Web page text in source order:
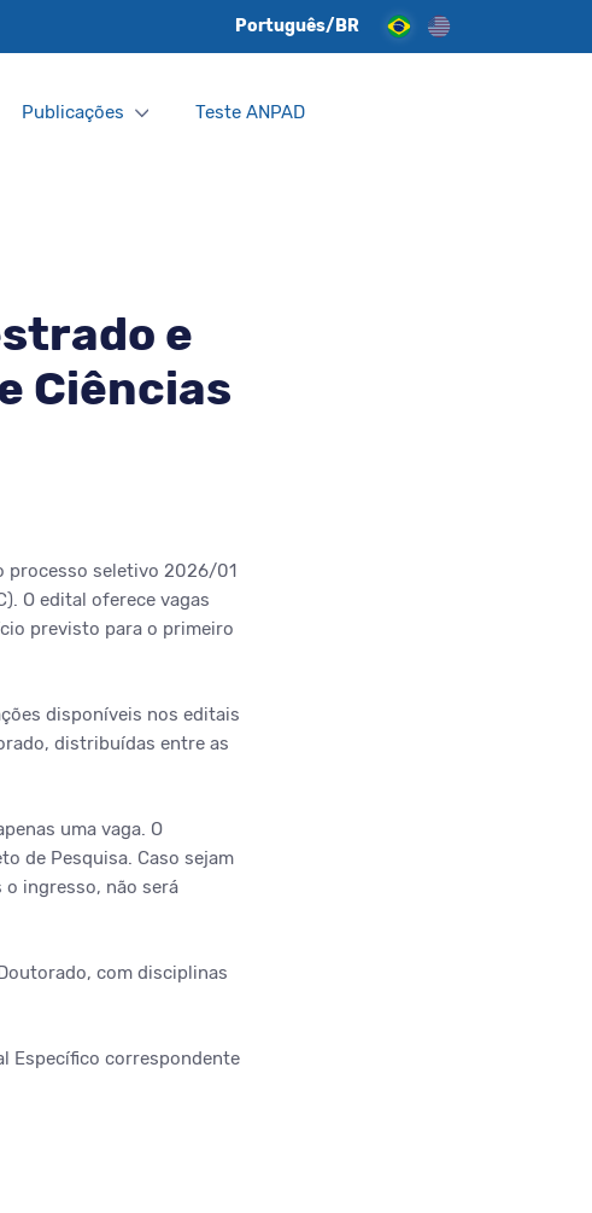
Português/BR
Publicações Teste ANPAD
e
Ciências
processo seletivo 2026/01
O edital oferece vagas
previsto para o primeiro
disponíveis nos editais
distribuídas entre as
uma vaga. O
de Pesquisa. Caso sejam
ingresso, não será
com disciplinas
Específico correspondente